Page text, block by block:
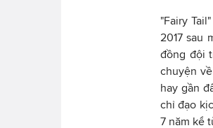
"Fairy
2017 sau
đồng đội
chuyện
hay gần
chỉ đạo
7 năm kể